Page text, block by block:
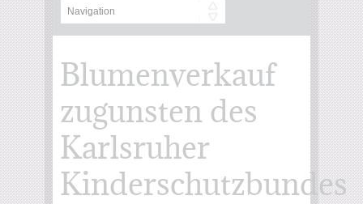
Blumenverkauf
zugunsten des
Karlsruher
Kinderschutzbundes